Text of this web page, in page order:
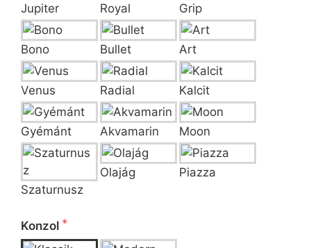
Jupiter Royal Grip
Bono Bullet Art
Venus Radial Kalcit
Gyémánt Akvamarin Moon
Szaturnusz
Olajág Piazza
Konzol